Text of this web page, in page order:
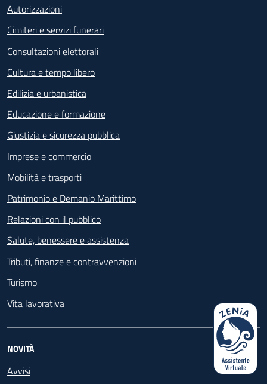
Autorizzazioni
Cimiteri e servizi funerari
Consultazioni elettorali
Cultura e tempo libero
Edilizia e urbanistica
Educazione e formazione
Giustizia e sicurezza pubblica
Imprese e commercio
Mobilità e trasporti
Patrimonio e Demanio Marittimo
Relazioni con il pubblico
Salute, benessere e assistenza
Tributi, finanze e contravvenzioni
Turismo
Vita lavorativa
NOVITÀ
Avvisi